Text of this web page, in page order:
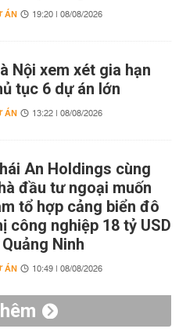
ÁN 19:20 | 08/08/2026
Nội xem xét gia hạn
tục 6 dự án lớn
ÁN 13:22 | 08/08/2026
An Holdings cùng
đầu tư ngoại muốn
tổ hợp cảng biển đô
công nghiệp 18 tỷ USD
Ninh
ÁN 10:49 | 08/08/2026